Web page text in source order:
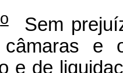
oSem
e
e de